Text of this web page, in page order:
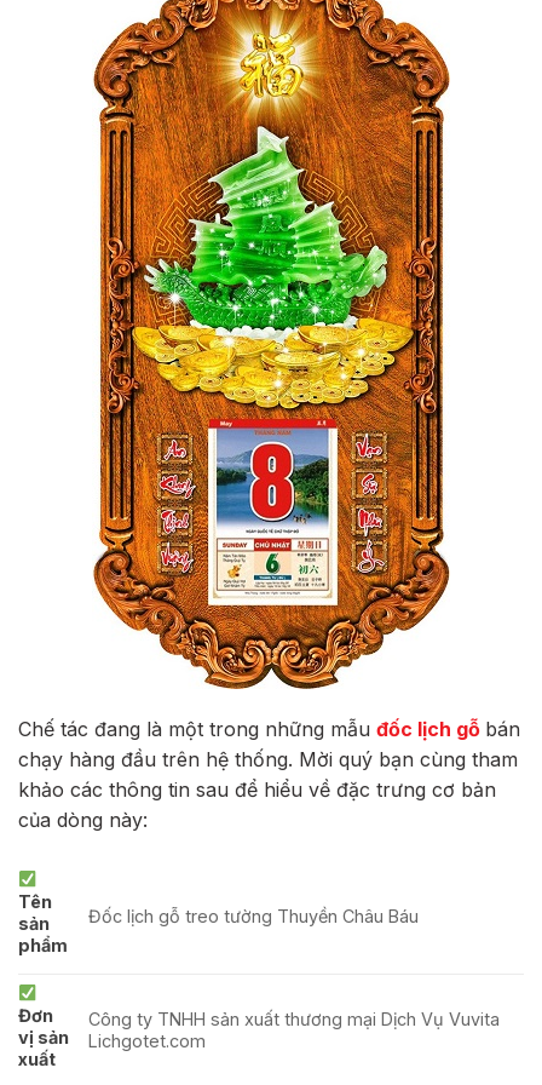
Chế tác đang là một trong những mẫu đốc lịch gỗ bán
chạy hàng đầu trên hệ thống. Mời quý bạn cùng tham
khảo các thông tin sau để hiểu về đặc trưng cơ bản
của dòng này:
Tên
sản
phẩm
Đốc lịch gỗ treo tường Thuyền Châu Báu
Đơn
vị sản
xuất
Công ty TNHH sản xuất thương mại Dịch Vụ Vuvita
Lichgotet.com